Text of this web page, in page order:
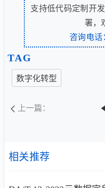
支持低代码定制开
署，
咨询电话
TAG
数字化转型
上一篇：
相关推荐